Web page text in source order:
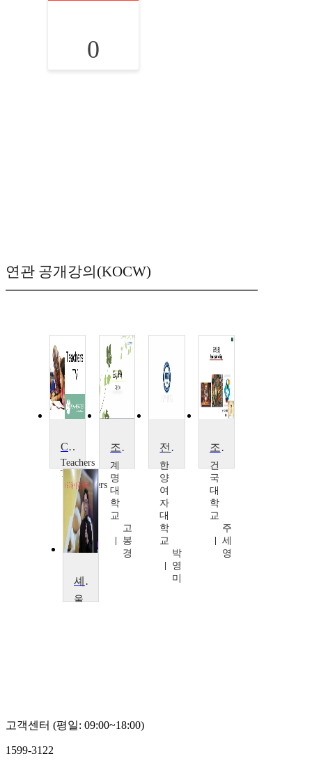
0
연관 공개강의(KOCW)
Cooking
Teachers
TV
Teachers
TV
조리과학
계
명
대
학
교
고
봉
경
전통조리
한
양
여
자
대
학
교
박
영
미
조리원리
건
국
대
학
교
주
세
영
셰프, 파티시에를 위한 식품과학
울
고객센터 (평일: 09:00~18:00)
1599-3122